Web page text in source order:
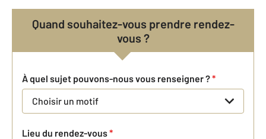
Quand souhaitez-vous prendre rendez-
vous ?
À quel sujet pouvons-nous vous renseigner ?*
Choisir un motif
Lieu du rendez-vous*